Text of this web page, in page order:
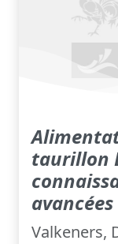
taurillon
Valkeners,